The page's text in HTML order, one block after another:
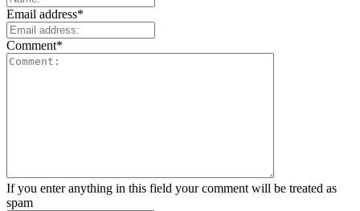
Email address*
Comment*
If you enter anything in this field your comment will be treated as
spam